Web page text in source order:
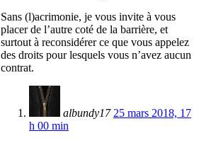
Sans (l)acrimonie, je vous invite à vous
placer de l’autre coté de la barrière, et
surtout à reconsidérer ce que vous appelez
des droits pour lesquels vous n’avez aucun
contrat.
albundy17 25 mars 2018, 17
h 00 min